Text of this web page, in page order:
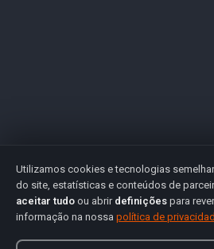
Utilizamos cookies e tecnologias
do site, estatísticas e conteúdos de
aceitar tudo ou abrir definições para
informação na nossa política de